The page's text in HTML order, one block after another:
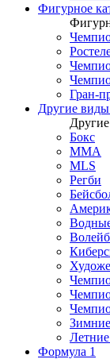
Фигурное
Гран-
Другие виды
Бокс
MMA
MLS
Регби
Формула 1